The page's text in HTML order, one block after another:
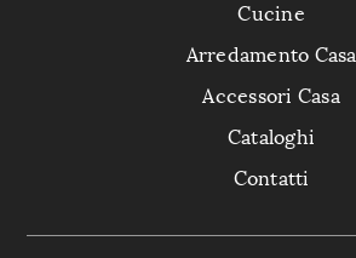
Cucine
Arredamento Casa
Accessori Casa
Cataloghi
Contatti